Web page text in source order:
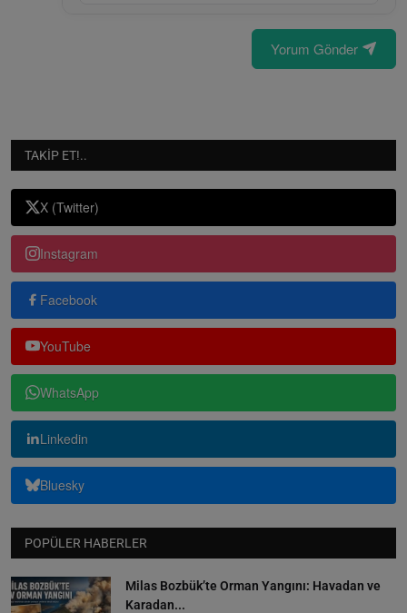
Yorum Gönder
TAKIP ET!..
X (Twitter)
Instagram
Facebook
YouTube
WhatsApp
Linkedin
Bluesky
POPÜLER HABERLER
Milas Bozbük’te Orman Yangını: Havadan ve
Karadan...